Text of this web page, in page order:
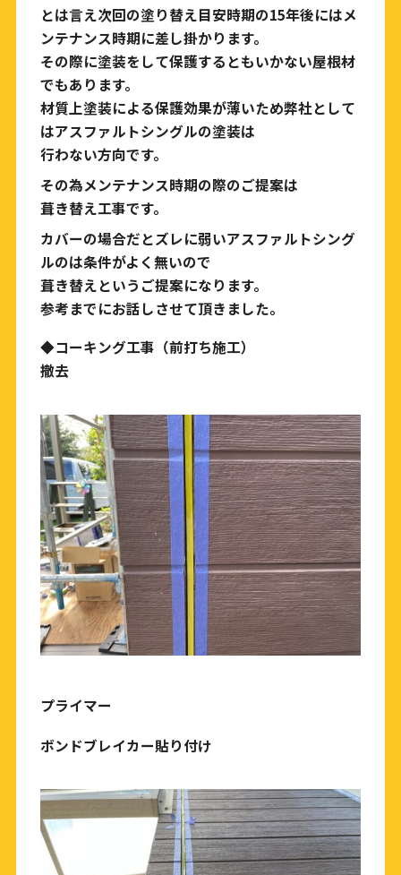
とは言え次回の塗り替え目安時期の15年後にはメ
ンテナンス時期に差し掛かります。
その際に塗装をして保護するともいかない屋根材
でもあります。
材質上塗装による保護効果が薄いため弊社として
はアスファルトシングルの塗装は
行わない方向です。
その為メンテナンス時期の際のご提案は
葺き替え工事です。
カバーの場合だとズレに弱いアスファルトシング
ルのは条件がよく無いので
葺き替えというご提案になります。
参考までにお話しさせて頂きました。
◆コーキング工事（前打ち施工）
撤去
プライマー
ボンドブレイカー貼り付け